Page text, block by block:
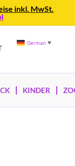
inkl. MwSt.
German ▼
KINDER